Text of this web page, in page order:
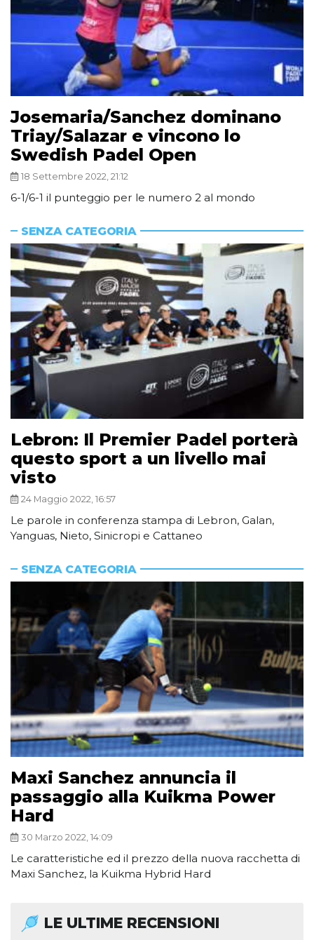
Josemaria/Sanchez dominano
Triay/Salazar e vincono lo
Swedish Padel Open
18 Settembre 2022, 21:12
6-1/6-1 il punteggio per le numero 2 al mondo
SENZA CATEGORIA
Lebron: Il Premier Padel porterà
questo sport a un livello mai
visto
24 Maggio 2022, 16:57
Le parole in conferenza stampa di Lebron, Galan,
Yanguas, Nieto, Sinicropi e Cattaneo
SENZA CATEGORIA
Maxi Sanchez annuncia il
passaggio alla Kuikma Power
Hard
30 Marzo 2022, 14:09
Le caratteristiche ed il prezzo della nuova racchetta di
Maxi Sanchez, la Kuikma Hybrid Hard
LE ULTIME RECENSIONI